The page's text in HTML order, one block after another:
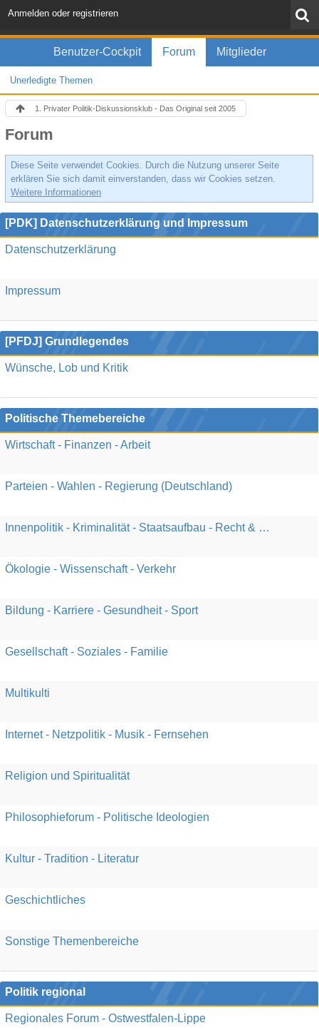
Anmelden oder registrieren
Benutzer-Cockpit Forum Mitglieder
Unerledigte Themen
1. Privater Politik-Diskussionsklub - Das Original seit 2005
Forum
Diese Seite verwendet Cookies. Durch die Nutzung unserer Seite
erklären Sie sich damit einverstanden, dass wir Cookies setzen.
Weitere Informationen
[PDK] Datenschutzerklärung und Impressum
Datenschutzerklärung
Impressum
[PFDJ] Grundlegendes
Wünsche, Lob und Kritik
Politische Themebereiche
Wirtschaft - Finanzen - Arbeit
Parteien - Wahlen - Regierung (Deutschland)
Innenpolitik - Kriminalität - Staatsaufbau - Recht & Gesetz
Ökologie - Wissenschaft - Verkehr
Bildung - Karriere - Gesundheit - Sport
Gesellschaft - Soziales - Familie
Multikulti
Internet - Netzpolitik - Musik - Fernsehen
Religion und Spiritualität
Philosophieforum - Politische Ideologien
Kultur - Tradition - Literatur
Geschichtliches
Sonstige Themenbereiche
Politik regional
Regionales Forum - Ostwestfalen-Lippe